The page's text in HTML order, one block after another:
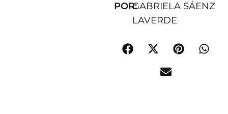
POR:GABRIELA SÁENZ
LAVERDE